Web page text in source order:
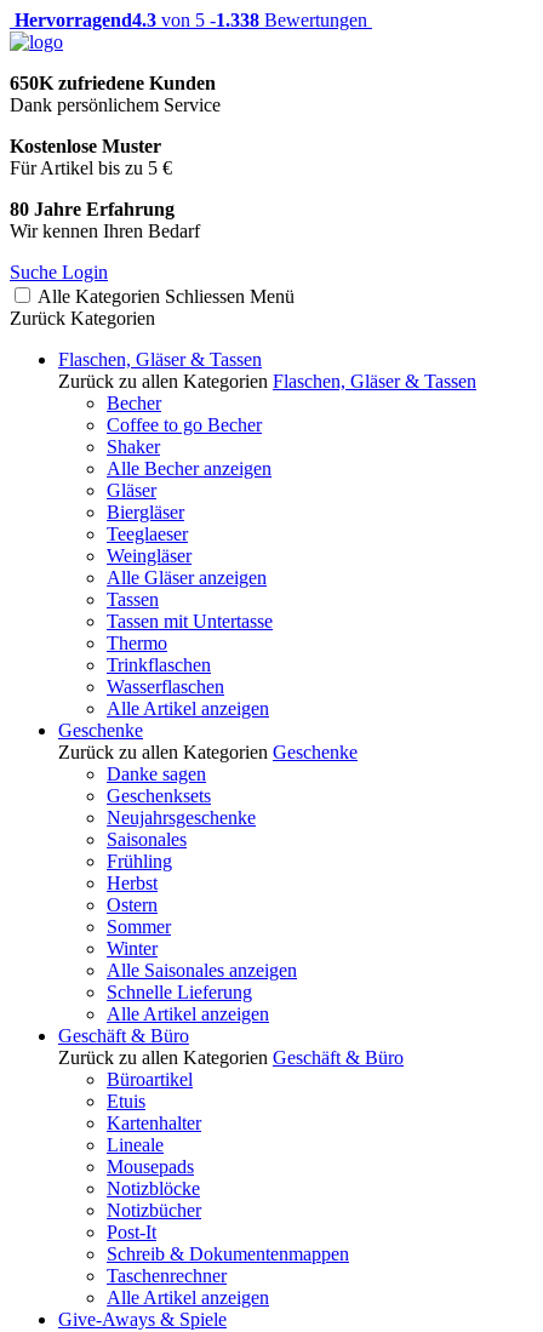
Hervorragend4.3 von 5 -1.338 Bewertungen
650K zufriedene Kunden
Dank persönlichem Service
Kostenlose Muster
Für Artikel bis zu 5 €
80 Jahre Erfahrung
Wir kennen Ihren Bedarf
Suche Login
Alle Kategorien Schliessen Menü
Zurück Kategorien
Flaschen, Gläser & Tassen
Zurück zu allen Kategorien Flaschen, Gläser & Tassen
Becher
Coffee to go Becher
Shaker
Alle Becher anzeigen
Gläser
Biergläser
Teeglaeser
Weingläser
Alle Gläser anzeigen
Tassen
Tassen mit Untertasse
Thermo
Trinkflaschen
Wasserflaschen
Alle Artikel anzeigen
Geschenke
Zurück zu allen Kategorien Geschenke
Danke sagen
Geschenksets
Neujahrsgeschenke
Saisonales
Frühling
Herbst
Ostern
Sommer
Winter
Alle Saisonales anzeigen
Schnelle Lieferung
Alle Artikel anzeigen
Geschäft & Büro
Zurück zu allen Kategorien Geschäft & Büro
Büroartikel
Etuis
Kartenhalter
Lineale
Mousepads
Notizblöcke
Notizbücher
Post-It
Schreib & Dokumentenmappen
Taschenrechner
Alle Artikel anzeigen
Give-Aways & Spiele